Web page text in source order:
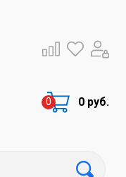
0 руб.